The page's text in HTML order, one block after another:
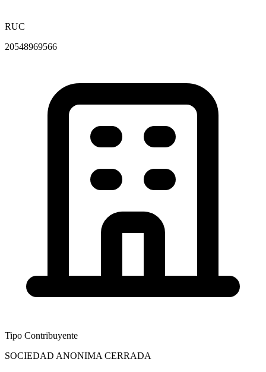
RUC
20548969566
Tipo Contribuyente
SOCIEDAD ANONIMA CERRADA